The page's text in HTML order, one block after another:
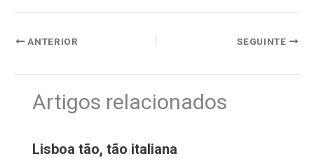
ANTERIOR SEGUINTE
Artigos relacionados
Lisboa tão, tão italiana